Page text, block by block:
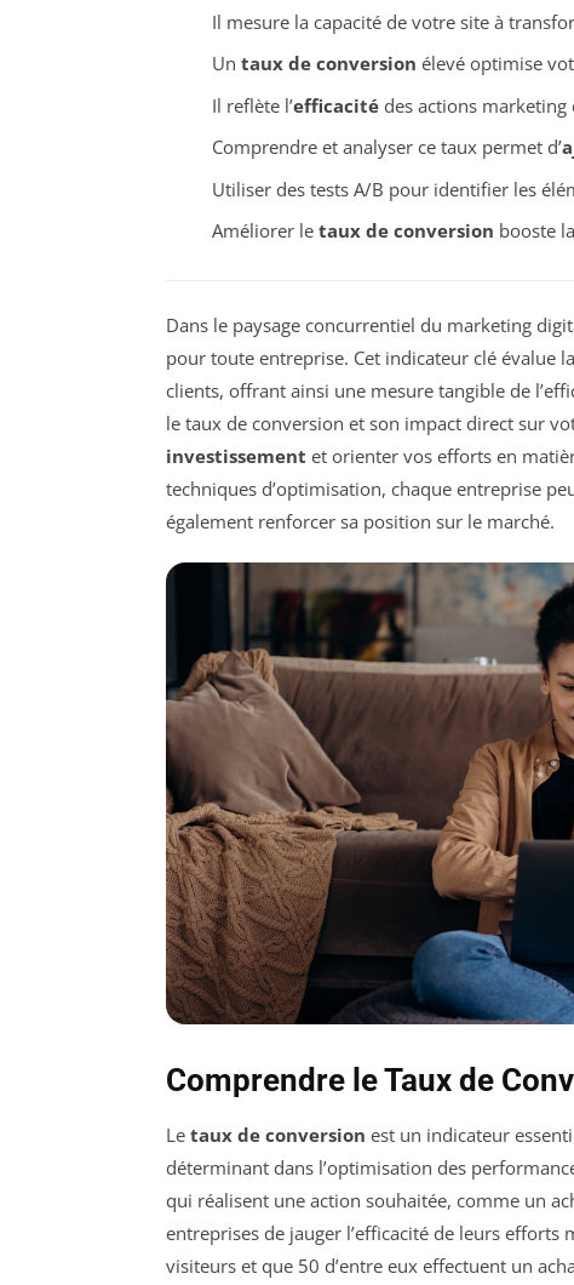
Il mesure la capacité de votre site à
Un taux de conversion élevé optimise
Il reflète l’efficacitédes actions marketing
Comprendre et analyser ce taux permet d’
Utiliser des tests A/B pour identifier les
Améliorer le taux de conversion booste
Dans le paysage concurrentiel du marketing
pour toute entreprise. Cet indicateur clé évalue
clients, offrant ainsi une mesure tangible de
le taux de conversion et son impact direct sur
investissement et orienter vos efforts en
techniques d’optimisation, chaque entreprise
également renforcer sa position sur le marché.
Comprendre le Taux de
Le taux de conversion est un indicateur
déterminant dans l’optimisation des
qui réalisent une action souhaitée, comme un
entreprises de jauger l’efficacité de leurs
visiteurs et que 50 d’entre eux effectuent un